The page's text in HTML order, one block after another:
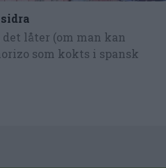
det låter (om man kan
som kokts i spansk